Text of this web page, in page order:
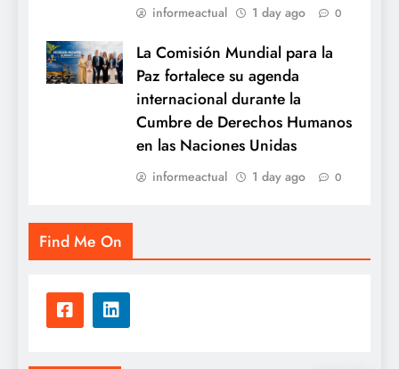
informeactual 1 day ago 0
La Comisión Mundial para la
Paz fortalece su agenda
internacional durante la
Cumbre de Derechos Humanos
en las Naciones Unidas
informeactual 1 day ago 0
Find Me On